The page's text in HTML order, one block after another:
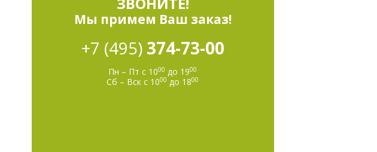
Мы примем Ваш заказ!
+7 (495) 374-73-00
Пн – Пт с 1000 до 1900
Сб – Вск с 1000 до 1800